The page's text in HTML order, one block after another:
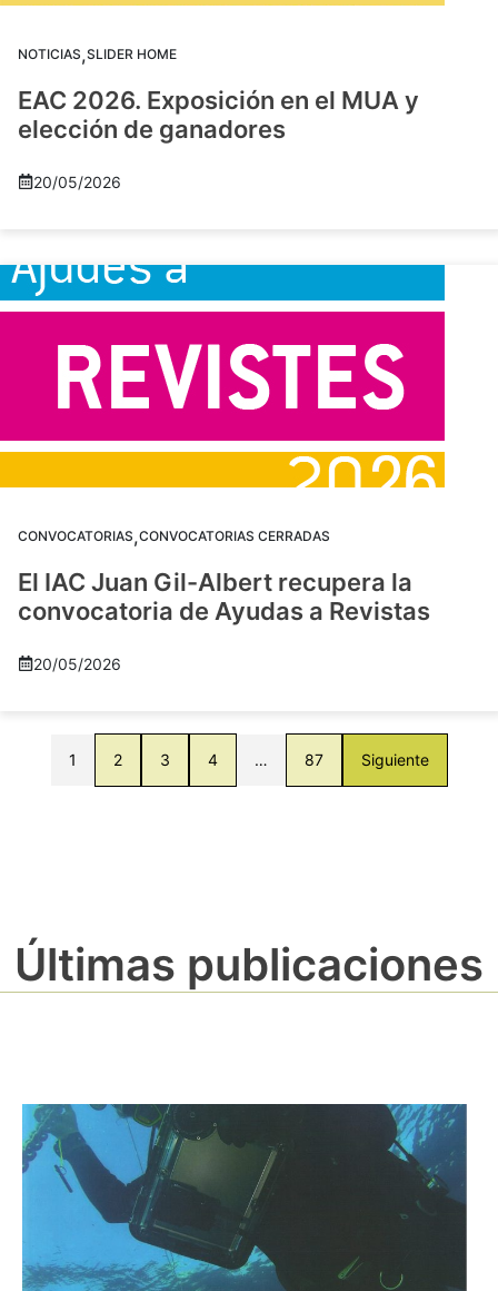
NOTICIAS,SLIDER HOME
EAC 2026. Exposición en el MUA y
elección de ganadores
20/05/2026
CONVOCATORIAS,CONVOCATORIAS CERRADAS
El IAC Juan Gil-Albert recupera la
convocatoria de Ayudas a Revistas
20/05/2026
1 2 3 4 … 87 Siguiente
Últimas publicaciones